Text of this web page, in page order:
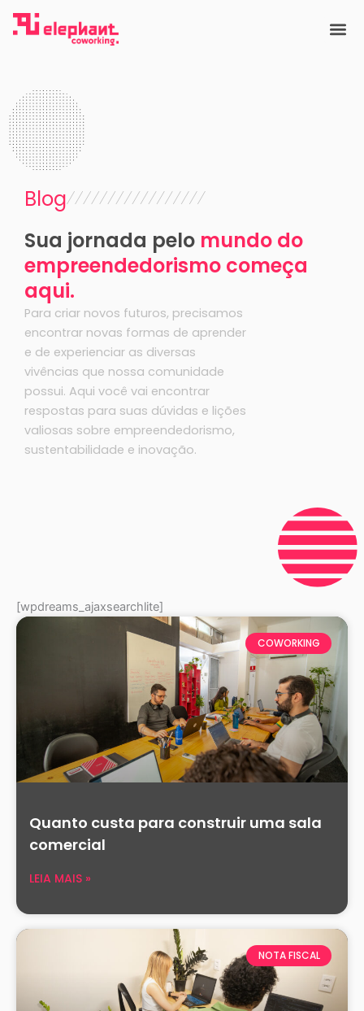
para
Blog
Sua jornada pelo mundo do
empreendedorismo começa
aqui.
Para criar novos futuros, precisamos
encontrar novas formas de aprender
e de experienciar as diversas
vivências que nossa comunidade
possui. Aqui você vai encontrar
respostas para suas dúvidas e lições
valiosas sobre empreendedorismo,
sustentabilidade e inovação.
[wpdreams_ajaxsearchlite]
COWORKING
Quanto custa para construir uma sala
comercial
LEIA MAIS »
NOTA FISCAL
PáginaPágina
PáginaPáginaPágina
PáginaPágina